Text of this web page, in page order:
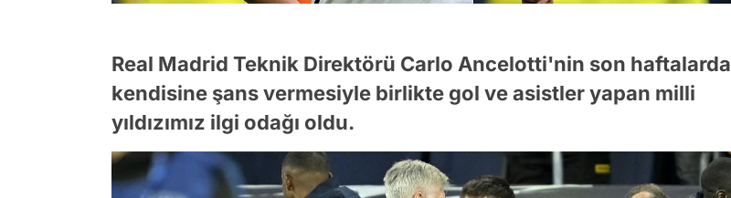
Real Madrid Teknik Direktörü Carlo Ancelotti'nin son haftalarda
kendisine şans vermesiyle birlikte gol ve asistler yapan milli
yıldızımız ilgi odağı oldu.